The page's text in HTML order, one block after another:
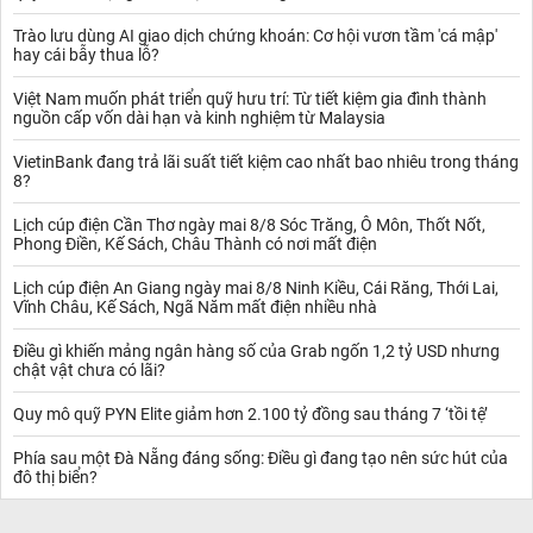
chỉnh liên tục. Những đợt điều chỉnh giá này xuất phát từ nhiều
yếu tố ngắn hạn như xung đột vũ trang, khủng hoảng năng lượng
và nhu cầu phục hồi kinh tế sau đại dịch COVID-19. Thêm vào đó,
các quyết định từ các quốc gia sản xuất dầu lớn, như Ả Rập Saudi
và Nga, cũng làm thay đổi nguồn cung dầu thô toàn cầu, gây ảnh
hưởng trực tiếp đến giá dầu trên thị trường.
Biểu đồ giá dầu thô thế giới
Biểu đồ giá dầu thô thế giới là công cụ trực quan thể hiện sự biến
thị trường và phân tích các yếu tố tác động. Qua biểu đồ, có thể
quan sát được các giai đoạn giá tăng, giảm hoặc ổn định, từ đó
hiểu rõ hơn về mối quan hệ giữa cung, cầu và các yếu tố địa
chính trị, kinh tế. Ngoài ra, biểu đồ còn phản ánh sự ảnh hưởng
của các sự kiện lớn, như quyết định cắt giảm sản lượng từ các
đổi về nhu cầu năng lượng ở các khu vực công nghiệp lớn. Với
nhà đầu tư, biểu đồ này là công cụ quan trọng để đưa ra các
quyết định phù hợp, dự đoán xu hướng tương lai và quản lý rủi ro
hiệu quả.
Các yếu tố ngắn hạn ảnh hưởng đến giá cả dầu thô
Sự biến động trong sản xuất và xuất khẩu dầu
OPEC+ và các nhà sản xuất ngoài OPEC: Các quyết định sản
Trào lưu dùng AI giao dịch chứng khoán: Cơ hội vươn tầm 'cá mập'
hay cái bẫy thua lỗ?
Việt Nam muốn phát triển quỹ hưu trí: Từ tiết kiệm gia đình thành
nguồn cấp vốn dài hạn và kinh nghiệm từ Malaysia
VietinBank đang trả lãi suất tiết kiệm cao nhất bao nhiêu trong tháng
8?
Lịch cúp điện Cần Thơ ngày mai 8/8 Sóc Trăng, Ô Môn, Thốt Nốt,
Phong Điền, Kế Sách, Châu Thành có nơi mất điện
Lịch cúp điện An Giang ngày mai 8/8 Ninh Kiều, Cái Răng, Thới Lai,
Vĩnh Châu, Kế Sách, Ngã Năm mất điện nhiều nhà
Điều gì khiến mảng ngân hàng số của Grab ngốn 1,2 tỷ USD nhưng
chật vật chưa có lãi?
Quy mô quỹ PYN Elite giảm hơn 2.100 tỷ đồng sau tháng 7 ‘tồi tệ’
Phía sau một Đà Nẵng đáng sống: Điều gì đang tạo nên sức hút của
đô thị biển?